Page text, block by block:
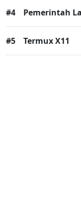
#4 Pemerintah
#5 Termux X11